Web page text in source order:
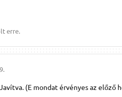
erre.
Javítva. (E mondat érvényes az előző